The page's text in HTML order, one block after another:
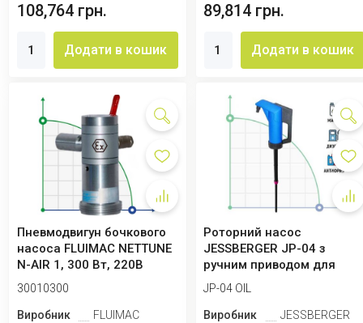
108,764 грн.
Додати в кошик
89,814 грн.
Додати в кошик
Пневмодвигун бочкового
насоса FLUIMAC NETTUNE
N-AIR 1, 300 Вт, 220B
30010300
Виробник
FLUIMAC
Роторний насос
JESSBERGER JP-04 з
ручним приводом для
дизельного палива,
JP-04 OIL
Виробник
JESSBERGER